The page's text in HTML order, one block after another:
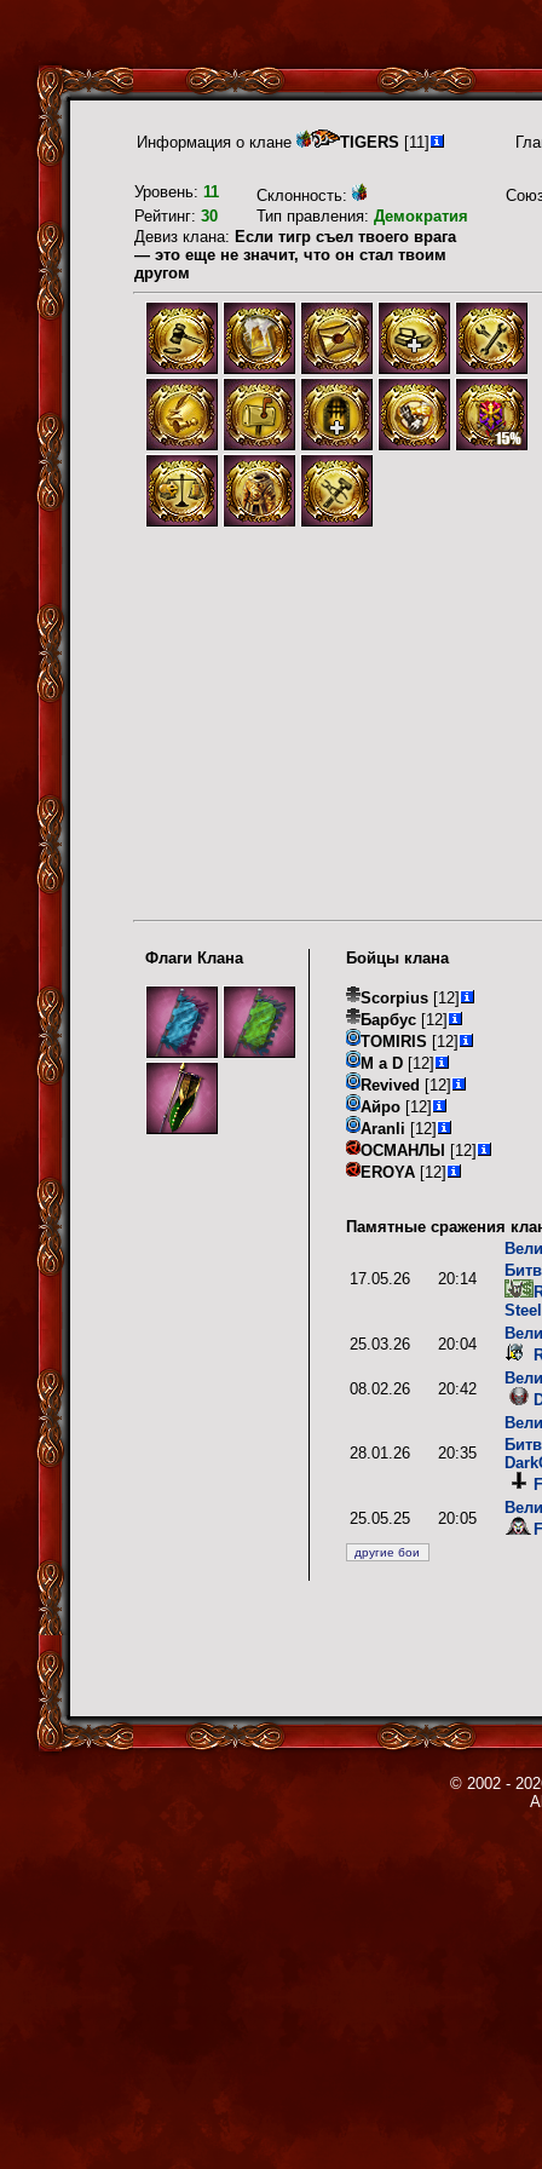
Информация о клане TIGERS [11]
Уровень: 11 Склонность:
Рейтинг: 30 Тип правления: Демократия
Девиз клана: Если тигр съел твоего врага
— это еще не значит, что он стал твоим
другом
Флаги Клана Бойцы клана
Scorpius [12]
Барбус [12]
TOMIRIS [12]
M a D [12]
Revived [12]
Айро [12]
Aranli [12]
ОСМАНЛЫ [12]
EROYA [12]
Памятные сражения
17.05.26 20:14
25.03.26
20:04
08.02.26
20:42
28.01.26 20:35
25.05.25
20:05
© 2002 -